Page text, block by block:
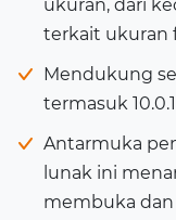
ukuran, dari
terkait ukuran
Mendukung
termasuk
Antarmuka
lunak ini
membuka